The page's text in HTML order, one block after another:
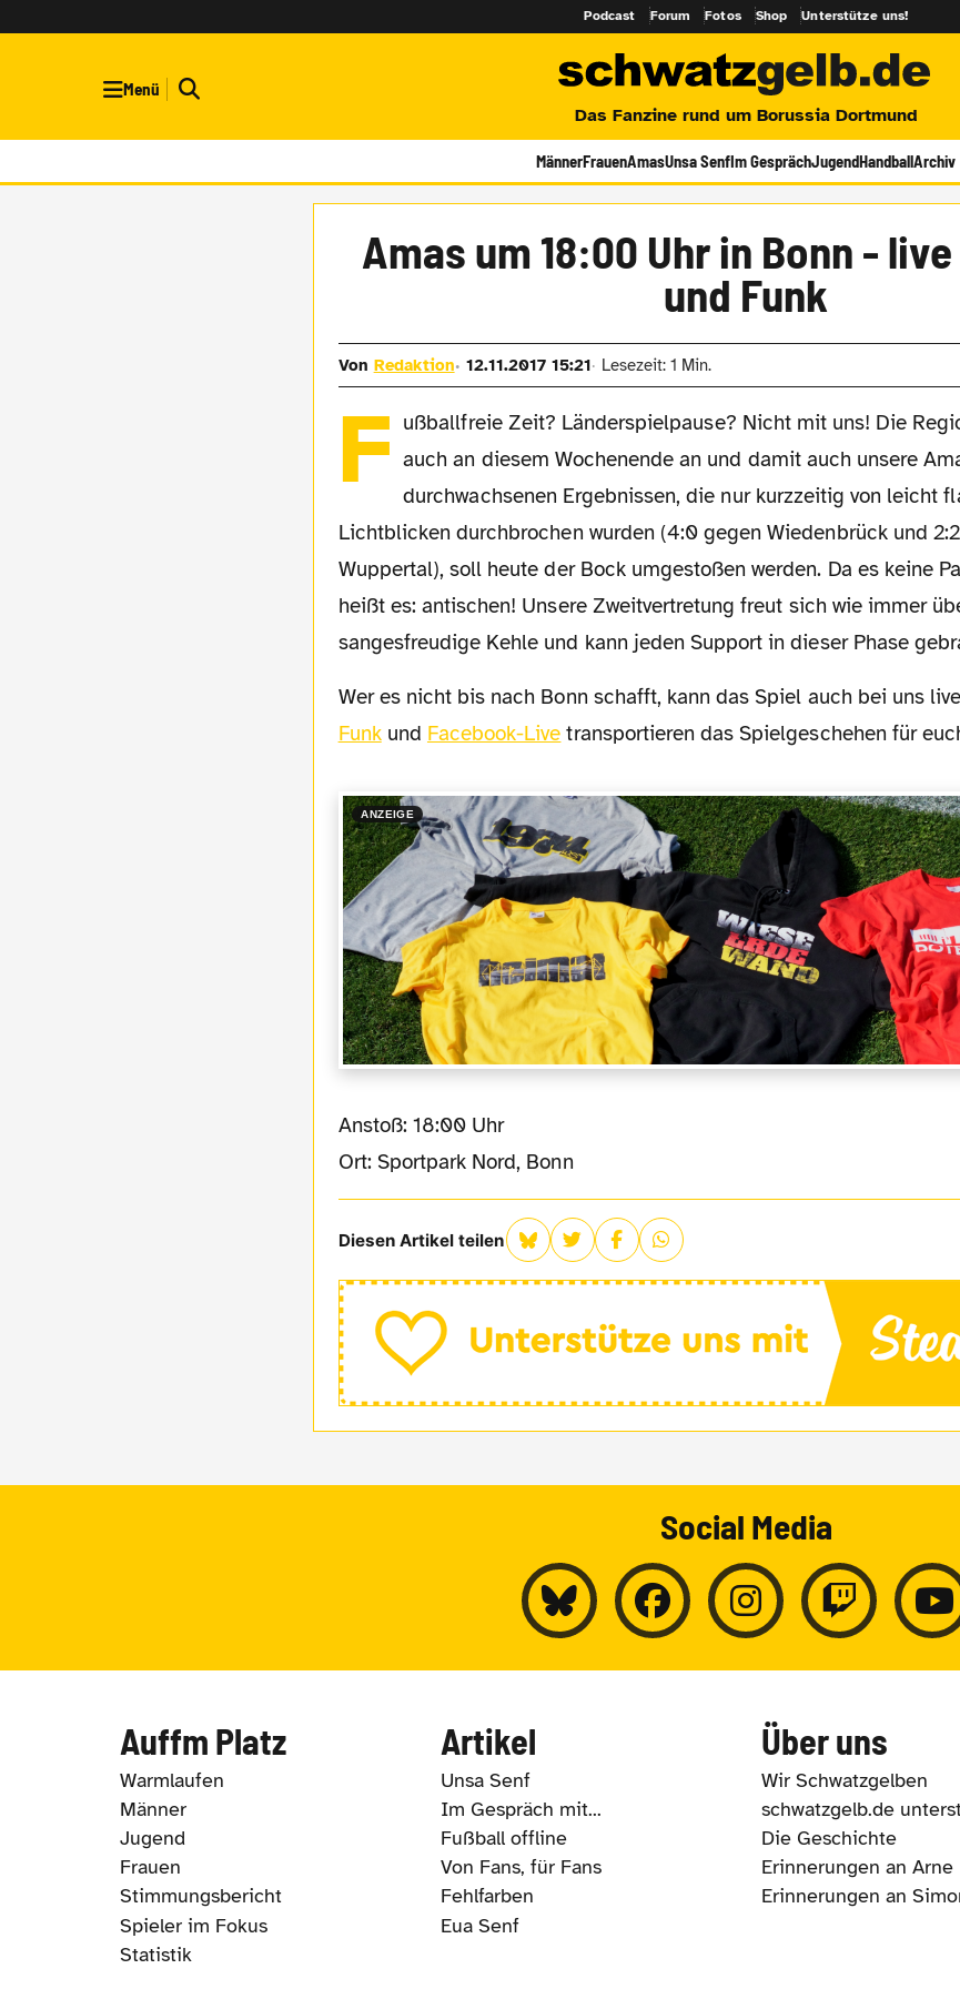
Podcast Forum Fotos Shop Unterstütze uns!
Menü
Das Fanzine rund um Borussia Dortmund
MännerFrauenAmasUnsa SenfIm GesprächJugendHandballArchiv
Amas um 18:00 Uhr in Bonn -
und Funk
Von Redaktion 12.11.2017 15:21 Lesezeit: 1 Min.
F ußballfreie Zeit? Länderspielpause? Nicht mit uns! Die
auch an diesem Wochenende an und damit auch unsere
durchwachsenen Ergebnissen, die nur kurzzeitig von leicht
Lichtblicken durchbrochen wurden (4:0 gegen Wiedenbrück und
Wuppertal), soll heute der Bock umgestoßen werden. Da es keine
heißt es: antischen! Unsere Zweitvertretung freut sich wie immer
sangesfreudige Kehle und kann jeden Support in dieser Phase
Wer es nicht bis nach Bonn schafft, kann das Spiel auch bei uns
Funkund Facebook-Live transportieren das Spielgeschehen für
ANZEIGE
Anstoß: 18:00 Uhr
Ort: Sportpark Nord, Bonn
Diesen Artikel teilen
Social Media
Auffm Platz
Warmlaufen
Männer
Jugend
Frauen
Stimmungsbericht
Spieler im Fokus
Statistik
Artikel
Unsa Senf
Im Gespräch mit...
Fußball offline
Von Fans, für Fans
Fehlfarben
Eua Senf
Über uns
Wir Schwatzgelben
schwatzgelb.de
Die Geschichte
Erinnerungen an Arne
Erinnerungen an